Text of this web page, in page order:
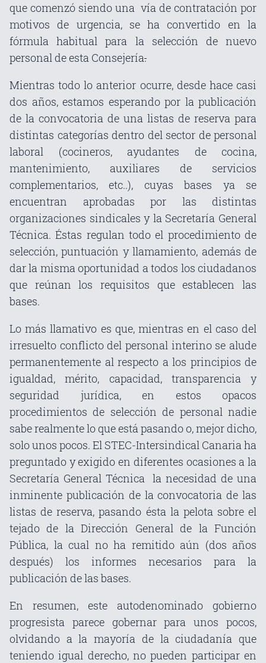
que comenzó siendo una vía de contratación por
motivos de urgencia, se ha convertido en la
fórmula habitual para la selección de nuevo
personal de esta Consejería.
Mientras todo lo anterior ocurre, desde hace casi
dos años, estamos esperando por la publicación
de la convocatoria de una listas de reserva para
distintas categorías dentro del sector de personal
laboral (cocineros, ayudantes de cocina,
mantenimiento, auxiliares de servicios
complementarios, etc..), cuyas bases ya se
encuentran aprobadas por las distintas
organizaciones sindicales y la Secretaría General
Técnica. Éstas regulan todo el procedimiento de
selección, puntuación y llamamiento, además de
dar la misma oportunidad a todos los ciudadanos
que reúnan los requisitos que establecen las
bases.
Lo más llamativo es que, mientras en el caso del
irresuelto conflicto del personal interino se alude
permanentemente al respecto a los principios de
igualdad, mérito, capacidad, transparencia y
seguridad jurídica, en estos opacos
procedimientos de selección de personal nadie
sabe realmente lo que está pasando o, mejor dicho,
solo unos pocos. El STEC-Intersindical Canaria ha
preguntado y exigido en diferentes ocasiones a la
Secretaría General Técnica la necesidad de una
inminente publicación de la convocatoria de las
listas de reserva, pasando ésta la pelota sobre el
tejado de la Dirección General de la Función
Pública, la cual no ha remitido aún (dos años
después) los informes necesarios para la
publicación de las bases.
En resumen, este autodenominado gobierno
progresista parece gobernar para unos pocos,
olvidando a la mayoría de la ciudadanía que
teniendo igual derecho, no pueden participar en